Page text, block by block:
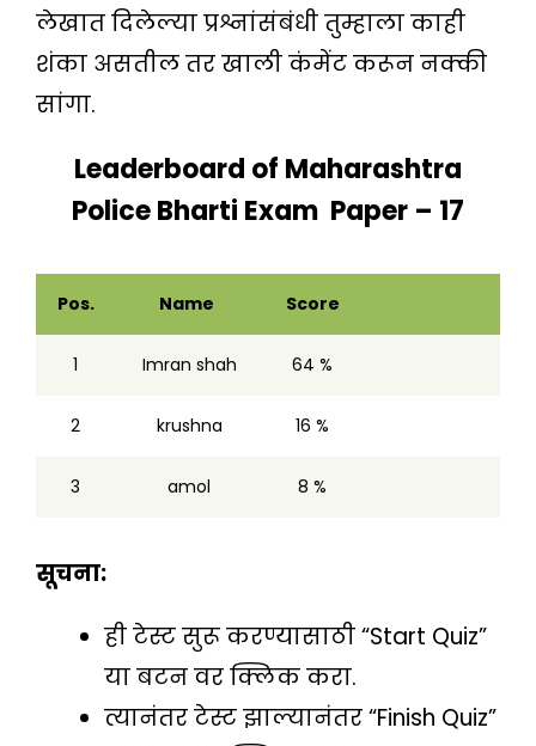
लेखात दिलेल्या प्रश्नांसंबंधी तुम्हाला काही
शंका असतील तर खाली कंमेंट करून नक्की
सांगा.
Leaderboard of Maharashtra
Police Bharti Exam Paper – 17
Pos. Name Score
1 Imran shah 64 %
2 krushna 16 %
3 amol 8 %
सूचना:
ही टेस्ट सुरू करण्यासाठी “Start Quiz”
या बटन वर क्लिक करा.
त्यानंतर टेस्ट झाल्यानंतर “Finish Quiz”